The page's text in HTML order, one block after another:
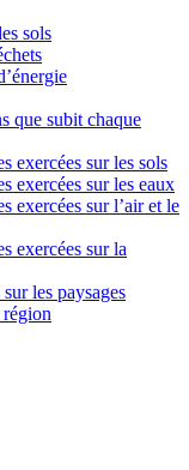
sols
que subit chaque
exercées sur les sols
exercées sur les eaux
exercées sur l’air et le
exercées sur la
les paysages
région